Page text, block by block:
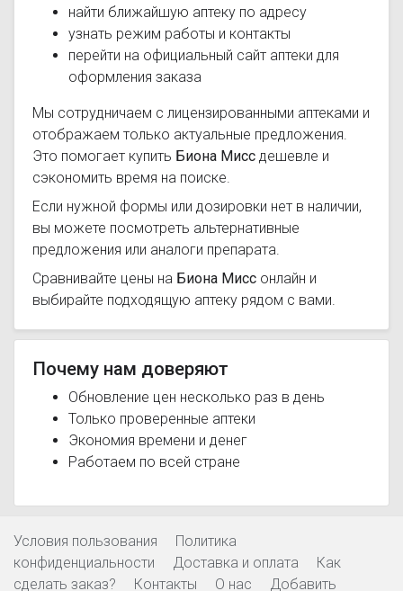
найти ближайшую аптеку по адресу
узнать режим работы и контакты
перейти на официальный сайт аптеки для
оформления заказа
Мы сотрудничаем с лицензированными аптеками и
отображаем только актуальные предложения.
Это помогает купить Биона Мисс дешевле и
сэкономить время на поиске.
Если нужной формы или дозировки нет в наличии,
вы можете посмотреть альтернативные
предложения или аналоги препарата.
Сравнивайте цены на Биона Мисс онлайн и
выбирайте подходящую аптеку рядом с вами.
Почему нам доверяют
Обновление цен несколько раз в день
Только проверенные аптеки
Экономия времени и денег
Работаем по всей стране
Условия пользования
Политика
конфиденциальности
Доставка и оплата
Как
сделать заказ?
Контакты О нас Добавить